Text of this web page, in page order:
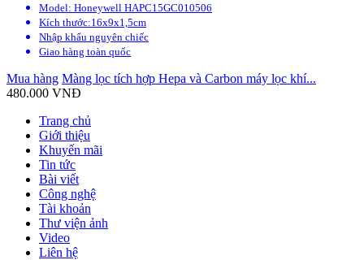
Model: Honeywell HAPC15GC010506
Kích thước:16x9x1,5cm
Nhập khẩu nguyên chiếc
Giao hàng toàn quốc
Mua hàng Màng lọc tích hợp Hepa và Carbon máy lọc khí...
480.000 VNĐ
Trang chủ
Giới thiệu
Khuyến mãi
Tin tức
Bài viết
Công nghệ
Tài khoản
Thư viện ảnh
Video
Liên hệ